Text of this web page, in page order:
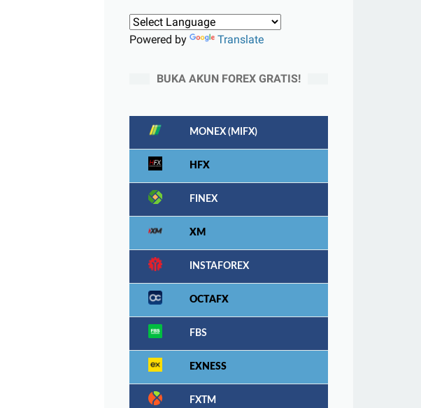
Powered by Translate
BUKA AKUN FOREX GRATIS!
MONEX (MIFX)
HFX
FINEX
XM
INSTAFOREX
OCTAFX
FBS
EXNESS
FXTM